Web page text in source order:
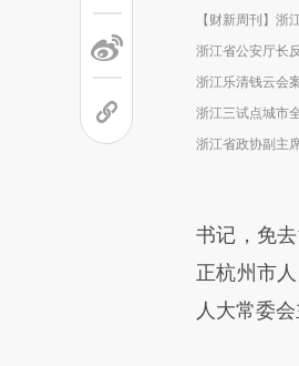
【财新周刊】浙
浙江省公安厅长
浙江乐清钱云会
浙江三试点城市
浙江省政协副主
书记，免
正杭州市
人大常委